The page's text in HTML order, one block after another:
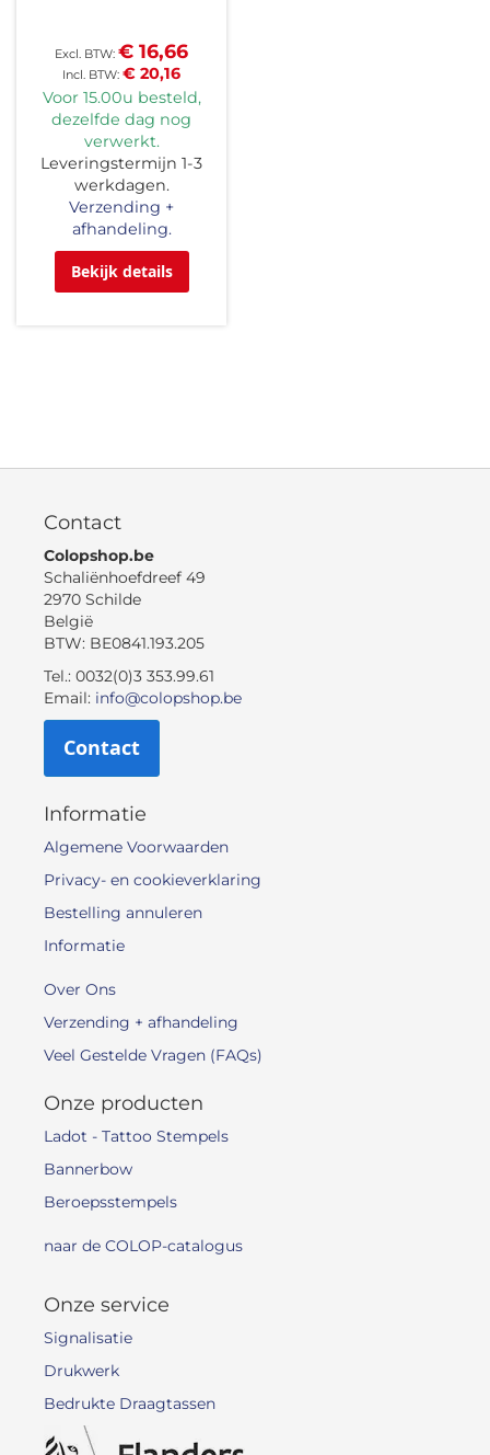
€ 20,16
€ 16,66
Voor 15.00u besteld,
dezelfde dag nog
verwerkt.
Leveringstermijn 1-3
werkdagen.
Verzending +
afhandeling.
Bekijk details
Contact
Colopshop.be
Schaliënhoefdreef 49
2970 Schilde
België
BTW: BE0841.193.205
Tel.: 0032(0)3 353.99.61
Email: info@colopshop.be
Contact
Informatie
Algemene Voorwaarden
Privacy- en cookieverklaring
Bestelling annuleren
Informatie
Over Ons
Verzending + afhandeling
Veel Gestelde Vragen (FAQs)
Onze producten
Ladot - Tattoo Stempels
Bannerbow
Beroepsstempels
naar de COLOP-catalogus
Onze service
Signalisatie
Drukwerk
Bedrukte Draagtassen